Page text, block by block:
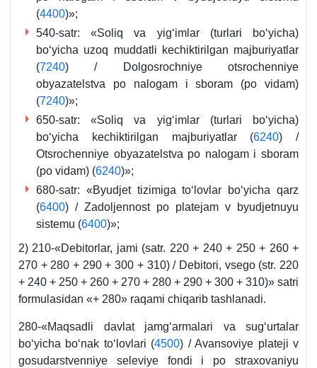
(4400)»;
540-satr: «Soliq va yigʻimlar (turlari boʻyicha)
boʻyicha uzoq muddatli kechiktirilgan majburiyatlar
(7240) / Dolgosrochniye otsrochenniye
obyazatelstva po nalogam i sboram (po vidam)
(7240)»;
650-satr: «Soliq va yigʻimlar (turlari boʻyicha)
boʻyicha kechiktirilgan majburiyatlar (6240) /
Otsrochenniye obyazatelstva po nalogam i sboram
(po vidam) (6240)»;
680-satr: «Byudjet tizimiga toʻlovlar boʻyicha qarz
(6400) / Zadoljennost po platejam v byudjetnuyu
sistemu (6400)»;
2) 210-«Debitorlar, jami (satr. 220 + 240 + 250 + 260 +
270 + 280 + 290 + 300 + 310) / Debitori, vsego (str. 220
+ 240 + 250 + 260 + 270 + 280 + 290 + 300 + 310)» satri
formulasidan «+ 280» raqami chiqarib tashlanadi.
280-«Maqsadli davlat jamgʻarmalari va sugʻurtalar
boʻyicha boʻnak toʻlovlari (4500) / Avansoviye plateji v
gosudarstvenniye seleviye fondi i po straхovaniyu